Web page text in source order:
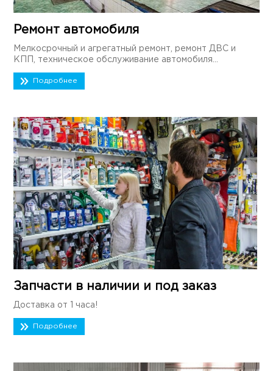
Ремонт автомобиля
Мелкосрочный и агрегатный ремонт, ремонт ДВС и
КПП, техническое обслуживание автомобиля...
Подробнее
Запчасти в наличии и под заказ
Доставка от 1 часа!
Подробнее